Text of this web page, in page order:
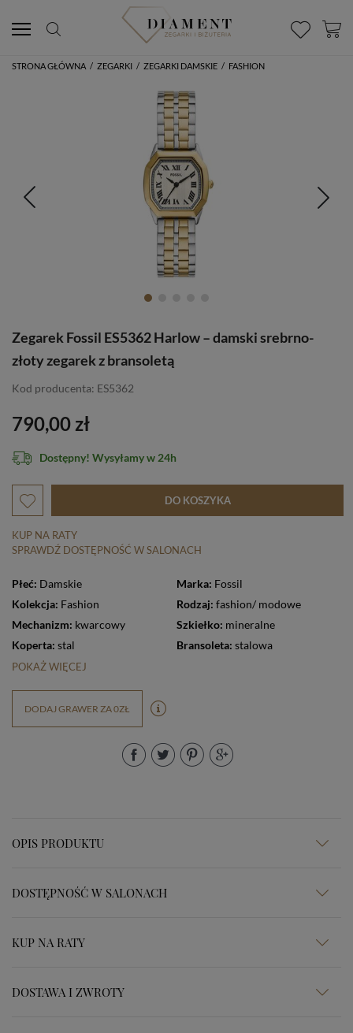
STRONA GŁÓWNA / ZEGARKI / ZEGARKI DAMSKIE / FASHION
Zegarek Fossil ES5362 Harlow – damski srebrno-
złoty zegarek z bransoletą
Kod producenta: ES5362
790,00 zł
Dostępny! Wysyłamy w 24h
DO KOSZYKA
KUP NA RATY
SPRAWDŹ DOSTĘPNOŚĆ W SALONACH
Płeć: Damskie Marka: Fossil
Kolekcja: Fashion Rodzaj: fashion/ modowe
Mechanizm: kwarcowy Szkiełko: mineralne
Koperta: stal Bransoleta: stalowa
POKAŻ WIĘCEJ
DODAJ GRAWER ZA 0ZŁ
OPIS PRODUKTU
DOSTĘPNOŚĆ W SALONACH
KUP NA RATY
DOSTAWA I ZWROTY